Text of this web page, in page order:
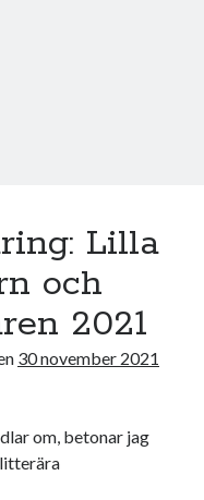
Lilla
och
2021
30 november 2021
om, betonar jag